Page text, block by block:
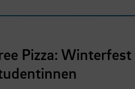
Pizza: Winterfest